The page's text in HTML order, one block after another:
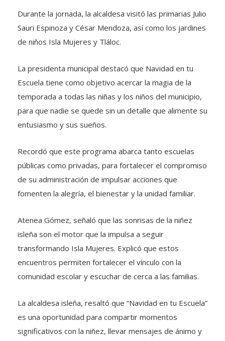
Durante la jornada, la alcaldesa visitó las primarias Julio
Sauri Espinoza y César Mendoza, así como los jardines
de niños Isla Mujeres y Tláloc.
La presidenta municipal destacó que Navidad en tu
Escuela tiene como objetivo acercar la magia de la
temporada a todas las niñas y los niños del municipio,
para que nadie se quede sin un detalle que alimente su
entusiasmo y sus sueños.
Recordó que este programa abarca tanto escuelas
públicas como privadas, para fortalecer el compromiso
de su administración de impulsar acciones que
fomenten la alegría, el bienestar y la unidad familiar.
Atenea Gómez, señaló que las sonrisas de la niñez
isleña son el motor que la impulsa a seguir
transformando Isla Mujeres. Explicó que estos
encuentros permiten fortalecer el vínculo con la
comunidad escolar y escuchar de cerca a las familias.
La alcaldesa isleña, resaltó que “Navidad en tu Escuela”
es una oportunidad para compartir momentos
significativos con la niñez, llevar mensajes de ánimo y